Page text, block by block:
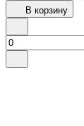
В корзину